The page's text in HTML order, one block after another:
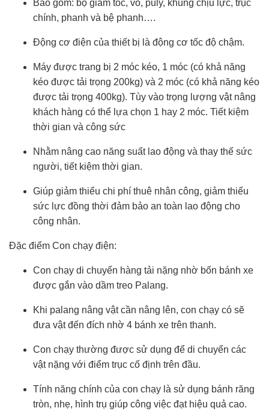
Bao gồm: bộ giảm tốc, vỏ, puly, khung chịu lực, trục
chính, phanh và bệ phanh….
Động cơ điện của thiết bị là động cơ tốc độ chậm.
Máy được trang bị 2 móc kéo, 1 móc (có khả năng
kéo được tải trọng 200kg) và 2 móc (có khả năng kéo
được tải trọng 400kg). Tùy vào trọng lượng vật nâng
khách hàng có thể lựa chọn 1 hay 2 móc. Tiết kiệm
thời gian và công sức
Nhằm nâng cao năng suất lao động và thay thế sức
người, tiết kiệm thời gian.
Giúp giảm thiểu chi phí thuê nhân công, giảm thiểu
sức lực đồng thời đảm bảo an toàn lao động cho
công nhân.
Đặc điểm Con chạy điện:
Con chạy di chuyển hàng tải nặng nhờ bốn bánh xe
được gắn vào dầm treo Palang.
Khi palang nâng vật cần nâng lên, con chạy có sẽ
đưa vật đến đích nhờ 4 bánh xe trên thanh.
Con chạy thường được sử dụng để di chuyển các
vật nặng với điểm trục cố định trên đầu.
Tính năng chính của con chạy là sử dụng bánh răng
tròn, nhẹ, hình trụ giúp công việc đạt hiệu quả cao.